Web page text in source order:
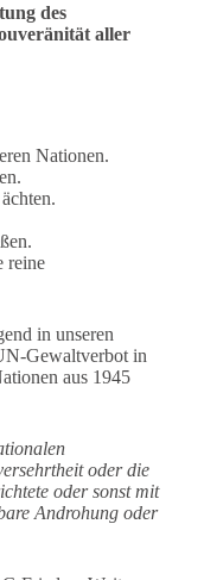
des
aller
Nationen.
reine
in unseren
Gewaltverbot in
aus 1945
oder die
oder sonst mit
Androhung oder